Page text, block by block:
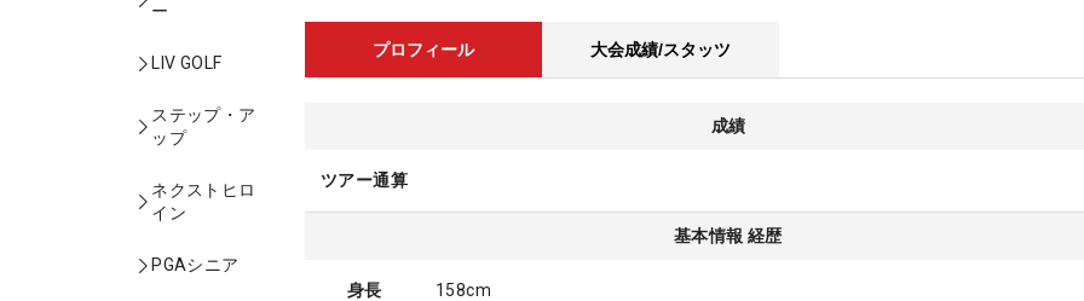
ー
LIV GOLF
ステップ・ア
ップ
ネクストヒロ
イン
PGAシニア
プロフィール 大会成績/スタッツ
成績
ツアー通算
基本情報 経歴
身長 158cm